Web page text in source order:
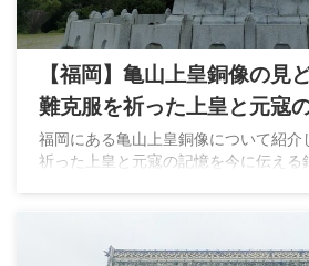
【福岡】亀山上皇銅像の見
難克服を祈った上皇と元寇
える
福岡にある亀山上皇銅像について紹介
祈った上皇と元寇の記憶を今に伝える